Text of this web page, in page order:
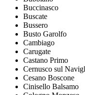
Buccinasco
Buscate
Bussero
Busto Garolfo
Cambiago
Carugate
Castano Primo
Cernusco sul
Cesano Boscone
Cinisello Balsamo